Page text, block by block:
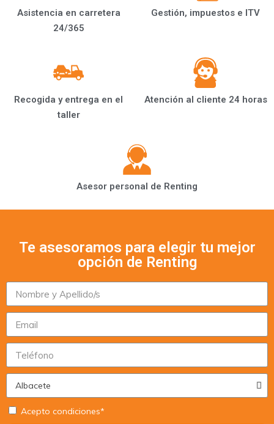
Asistencia en carretera
24/365
Gestión, impuestos e ITV
Recogida y entrega en el
taller
Atención al cliente 24 horas
Asesor personal de Renting
Te asesoramos para elegir tu mejor
opción de Renting
Acepto condiciones*